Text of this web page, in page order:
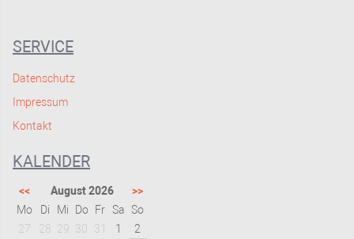
SERVICE
Datenschutz
Impressum
Kontakt
KALENDER
<< August 2026
>>
Mo
Di Mi Do Fr Sa So
27
28 29 30 31 1
2